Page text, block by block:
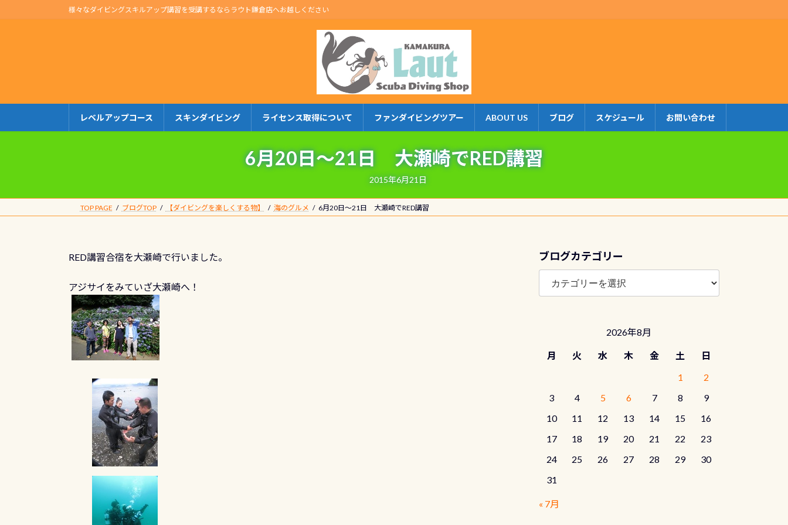
ン
キ
プ
ビ
に
動
様々なダイビングスキルアップ講習を受講するならラウト鎌倉店へお越しください
レベルアップコース スキンダイビング ライセンス取得について ファンダイビングツアー ABOUT US ブログ スケジュール お問い合わせ
6月20日～21日 大瀬崎でRED講習
2015年6月21日
TOP PAGE ブログTOP 【ダイビングを楽しくする物】 海のグルメ 6月20日～21日 大瀬崎でRED講習
RED講習合宿を大瀬崎で行いました。
アジサイをみていざ大瀬崎へ！
ブログカテゴリー
ブ
グ
2026年8月
月 火 水 木 金 土
日
1
2
3
4 5 6 7 8
9
10
11 12 13 14 15
16
17
18 19 20 21 22
23
24
25 26 27 28 29
30
31
« 7月